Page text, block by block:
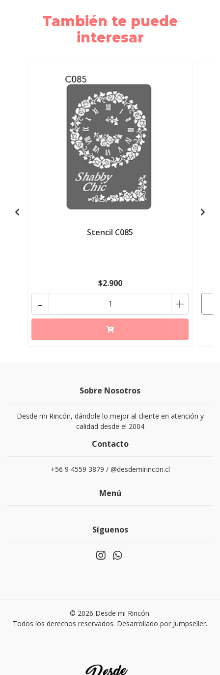
También te puede
interesar
Stencil C085
$2.900
+
-
Sobre Nosotros
Desde mi Rincón, dándole lo mejor al cliente en atención y
calidad desde el 2004
Contacto
+56 9 4559 3879 / @desdemirincon.cl
Menú
Síguenos
© 2026 Desde mi Rincón.
Todos los derechos reservados. Desarrollado por Jumpseller.